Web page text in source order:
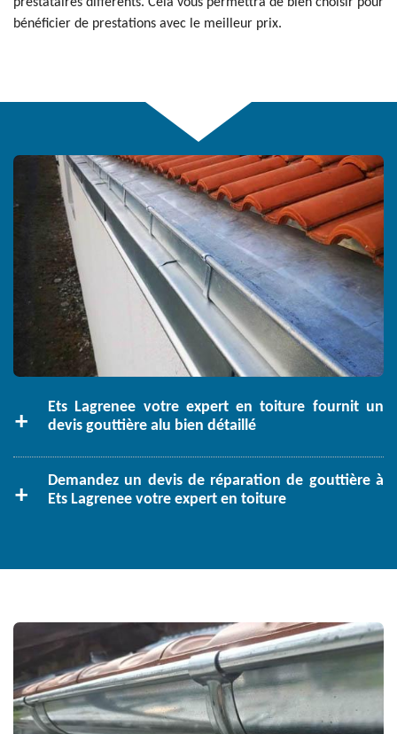
prestataires différents. Cela vous permettra de bien choisir pour
bénéficier de prestations avec le meilleur prix.
Ets Lagrenee votre expert en toiture fournit un
devis gouttière alu bien détaillé
Demandez un devis de réparation de gouttière à
Ets Lagrenee votre expert en toiture